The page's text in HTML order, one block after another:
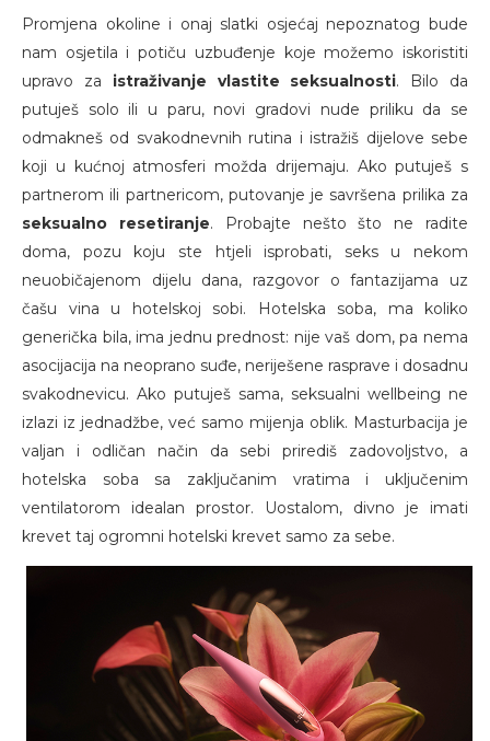
Promjena okoline i onaj slatki osjećaj nepoznatog bude
nam osjetila i potiču uzbuđenje koje možemo iskoristiti
upravo za istraživanje vlastite seksualnosti. Bilo da
putuješ solo ili u paru, novi gradovi nude priliku da se
odmakneš od svakodnevnih rutina i istražiš dijelove sebe
koji u kućnoj atmosferi možda drijemaju. Ako putuješ s
partnerom ili partnericom, putovanje je savršena prilika za
seksualno resetiranje. Probajte nešto što ne radite
doma, pozu koju ste htjeli isprobati, seks u nekom
neuobičajenom dijelu dana, razgovor o fantazijama uz
čašu vina u hotelskoj sobi. Hotelska soba, ma koliko
generička bila, ima jednu prednost: nije vaš dom, pa nema
asocijacija na neoprano suđe, neriješene rasprave i dosadnu
svakodnevicu. Ako putuješ sama, seksualni wellbeing ne
izlazi iz jednadžbe, već samo mijenja oblik. Masturbacija je
valjan i odličan način da sebi prirediš zadovoljstvo, a
hotelska soba sa zaključanim vratima i uključenim
ventilatorom idealan prostor. Uostalom, divno je imati
krevet taj ogromni hotelski krevet samo za sebe.